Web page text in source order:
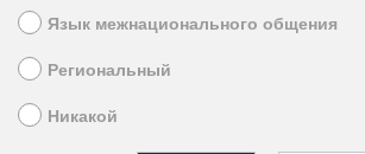
Язык межнационального общения
Региональный
Никакой